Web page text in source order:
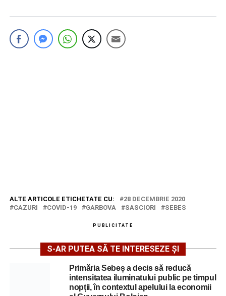
ALTE ARTICOLE ETICHETATE CU:
28 DECEMBRIE 2020
CAZURI
COVID-19 GARBOVA SASCIORI SEBES
PUBLICITATE
S-AR PUTEA SĂ TE INTERESEZE ȘI
Primăria Sebeș a decis să reducă
intensitatea iluminatului public pe timpul
nopții, în contextul apelului la economii